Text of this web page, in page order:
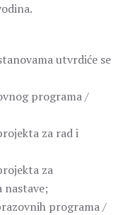
utvrdiće se
programa /
za rad i
za
nastave;
programa /